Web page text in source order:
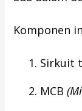
Komponen
Sirkuit
MCB